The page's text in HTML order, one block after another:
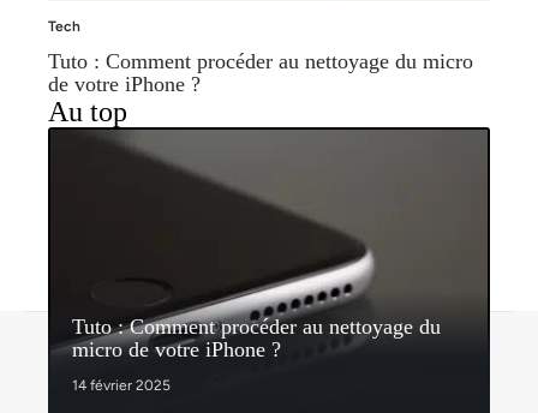
Tech
Tuto : Comment procéder au nettoyage du micro
de votre iPhone ?
Au top
Tuto : Comment procéder au nettoyage du
micro de votre iPhone ?
14 février 2025
Contact Mentions légales Sitemap